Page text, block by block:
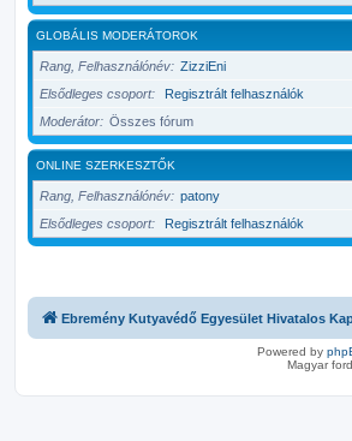
GLOBÁLIS MODERÁTOROK
Rang, Felhasználónév
ZizziEni
Elsődleges csoport
Regisztrált felhasználók
Moderátor
Összes fórum
ONLINE SZERKESZTŐK
Rang, Felhasználónév
patony
Elsődleges csoport
Regisztrált felhasználók
Ebremény Kutyavédő Egyesület Hivatalos
Powered by
Magyar